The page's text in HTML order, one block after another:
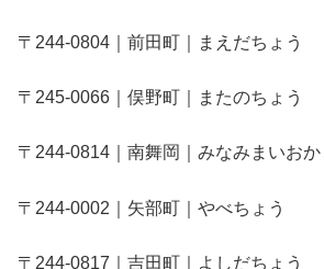
〒244-0804｜前田町｜まえだちょう
〒245-0066｜俣野町｜またのちょう
〒244-0814｜南舞岡｜みなみまいおか
〒244-0002｜矢部町｜やべちょう
〒244-0817｜吉田町｜よしだちょう